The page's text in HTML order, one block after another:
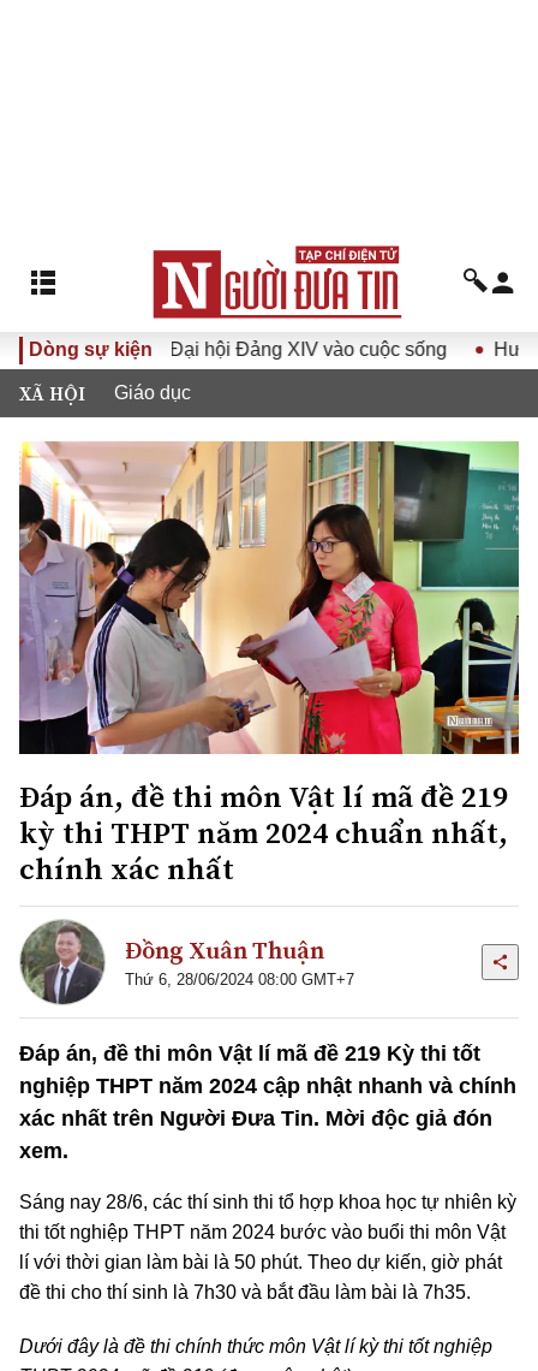
Dòng sự kiện
Nghị quyết Đại hội Đảng XIV vào cuộc sống Hướng tới
XÃ HỘI Giáo dục
Đáp án, đề thi môn Vật lí mã đề 219
kỳ thi THPT năm 2024 chuẩn nhất,
chính xác nhất
Đồng Xuân Thuận
Thứ 6, 28/06/2024 08:00 GMT+7
Đáp án, đề thi môn Vật lí mã đề 219 Kỳ thi tốt
nghiệp THPT năm 2024 cập nhật nhanh và chính
xác nhất trên Người Đưa Tin. Mời độc giả đón
xem.
Sáng nay 28/6, các thí sinh thi tổ hợp khoa học tự nhiên kỳ
thi tốt nghiệp THPT năm 2024 bước vào buổi thi môn Vật
lí với thời gian làm bài là 50 phút. Theo dự kiến, giờ phát
đề thi cho thí sinh là 7h30 và bắt đầu làm bài là 7h35.
Dưới đây là đề thi chính thức môn Vật lí kỳ thi tốt nghiệp